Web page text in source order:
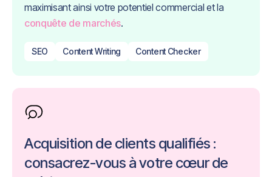
maximisant ainsi votre potentiel commercial et la
conquête de marchés.
SEO Content Writing Content Checker
Acquisition de clients qualifiés :
consacrez-vous à votre cœur de